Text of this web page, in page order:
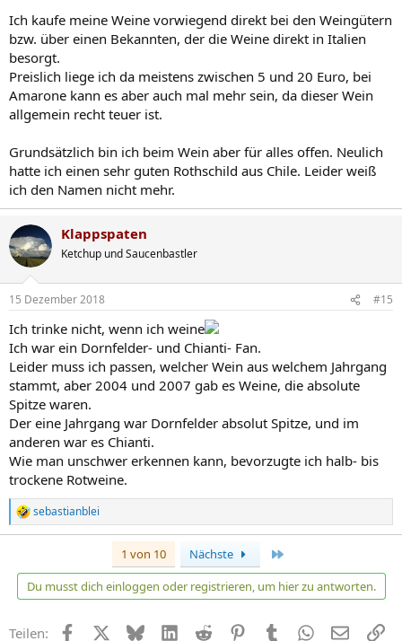
Ich kaufe meine Weine vorwiegend direkt bei den Weingütern
bzw. über einen Bekannten, der die Weine direkt in Italien
besorgt.
Preislich liege ich da meistens zwischen 5 und 20 Euro, bei
Amarone kann es aber auch mal mehr sein, da dieser Wein
allgemein recht teuer ist.
Grundsätzlich bin ich beim Wein aber für alles offen. Neulich
hatte ich einen sehr guten Rothschild aus Chile. Leider weiß
ich den Namen nicht mehr.
Klappspaten
Ketchup und Saucenbastler
15 Dezember 2018 #15
Ich trinke nicht, wenn ich weine
Ich war ein Dornfelder- und Chianti- Fan.
Leider muss ich passen, welcher Wein aus welchem Jahrgang
stammt, aber 2004 und 2007 gab es Weine, die absolute
Spitze waren.
Der eine Jahrgang war Dornfelder absolut Spitze, und im
anderen war es Chianti.
Wie man unschwer erkennen kann, bevorzugte ich halb- bis
trockene Rotweine.
R
e
t
o
e
sebastianblei
1 von 10 Nächste
Du musst dich einloggen oder registrieren, um hier zu antworten.
Teilen: Facebook BlueskyLinkedIn
Reddit PinterestTumblr WhatsApp
E-Mail